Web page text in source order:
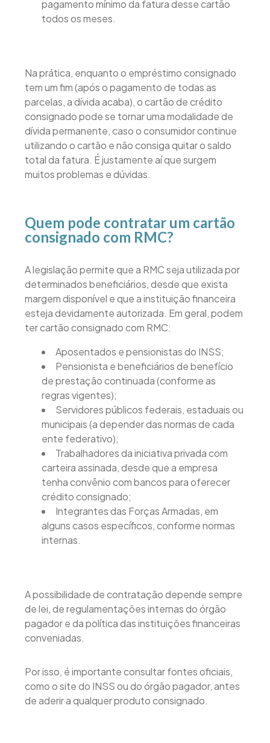
pagamento mínimo da fatura desse cartão
todos os meses.
Na prática, enquanto o empréstimo consignado
tem um fim (após o pagamento de todas as
parcelas, a dívida acaba), o cartão de crédito
consignado pode se tornar uma modalidade de
dívida permanente, caso o consumidor continue
utilizando o cartão e não consiga quitar o saldo
total da fatura. É justamente aí que surgem
muitos problemas e dúvidas.
Quem pode contratar um cartão
consignado com RMC?
A legislação permite que a RMC seja utilizada por
determinados beneficiários, desde que exista
margem disponível e que a instituição financeira
esteja devidamente autorizada. Em geral, podem
ter cartão consignado com RMC:
Aposentados e pensionistas do INSS;
Pensionista e beneficiários de benefício
de prestação continuada (conforme as
regras vigentes);
Servidores públicos federais, estaduais ou
municipais (a depender das normas de cada
ente federativo);
Trabalhadores da iniciativa privada com
carteira assinada, desde que a empresa
tenha convênio com bancos para oferecer
crédito consignado;
Integrantes das Forças Armadas, em
alguns casos específicos, conforme normas
internas.
A possibilidade de contratação depende sempre
de lei, de regulamentações internas do órgão
pagador e da política das instituições financeiras
conveniadas.
Por isso, é importante consultar fontes oficiais,
como o site do INSS ou do órgão pagador, antes
de aderir a qualquer produto consignado.